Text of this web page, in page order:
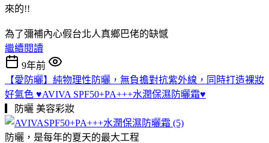
來的!!
為了彌補內心假台北人真鄉巴佬的缺憾
繼續閱讀
9年前
【愛防曬】純物理性防曬，無負擔對抗紫外線，同時打造裸妝
好氣色 ♥AVIVA SPF50+PA+++水潤保濕防曬霜♥
▎防曬 美容彩妝
防曬，是每年的夏天的最大工程